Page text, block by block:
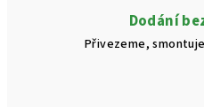
Dodání
Přivezeme,